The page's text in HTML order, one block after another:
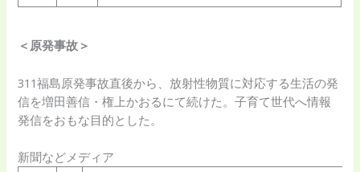
＜原発事故＞
311福島原発事故直後から、放射性物質に対応する生活の発
信を増田善信・権上かおるにて続けた。子育て世代へ情報
発信をおもな目的とした。
新聞などメディア